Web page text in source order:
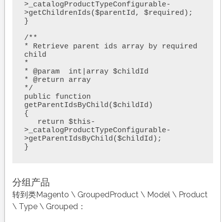
>_catalogProductTypeConfigurable-
>getChildrenIds($parentId, $required);
}
/**
* Retrieve parent ids array by required
child
*
* @param  int|array $childId
* @return array
*/
public function
getParentIdsByChild($childId)
{
>_catalogProductTypeConfigurable-
>getParentIdsByChild($childId);
}
分组产品
转到类Magento \ GroupedProduct \ Model \ Product
\ Type \ Grouped：